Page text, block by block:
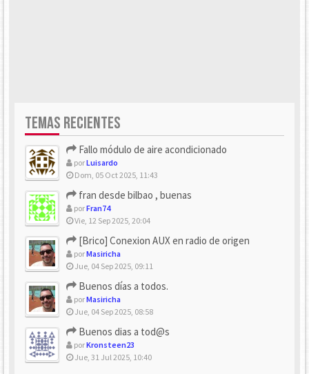
TEMAS RECIENTES
Fallo módulo de aire acondicionado
porLuisardo
Dom, 05 Oct 2025, 11:43
fran desde bilbao , buenas
porFran74
Vie, 12 Sep 2025, 20:04
[Brico] Conexion AUX en radio de origen
porMasiricha
Jue, 04 Sep 2025, 09:11
Buenos días a todos.
porMasiricha
Jue, 04 Sep 2025, 08:58
Buenos dias a tod@s
porKronsteen23
Jue, 31 Jul 2025, 10:40